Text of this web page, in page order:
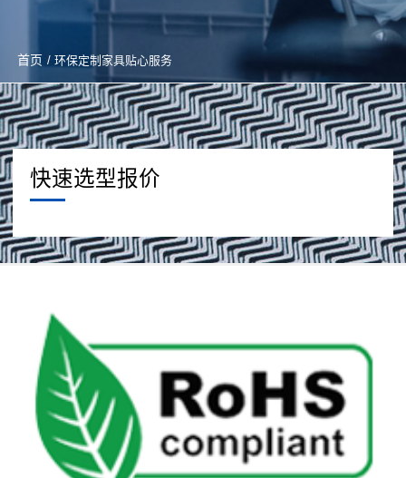
首页 / 环保定制家具贴心服务
快速选型报价